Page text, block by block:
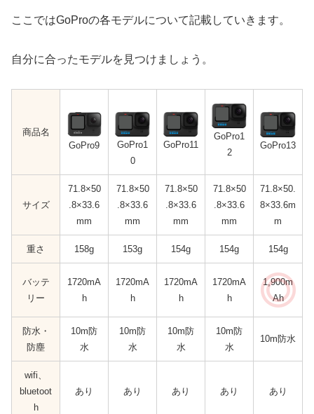
ここではGoProの各モデルについて記載していきます。
自分に合ったモデルを見つけましょう。
商品名
GoPro9
GoPro1
0
GoPro11
GoPro1
2
GoPro13
サイズ
71.8×50
.8×33.6
mm
71.8×50
.8×33.6
mm
71.8×50
.8×33.6
mm
71.8×50
.8×33.6
mm
71.8×50.
8×33.6m
m
重さ 158g 153g 154g 154g 154g
バッテ
リー
1720mA
h
1720mA
h
1720mA
h
1720mA
h
1,900m
Ah
防水・
防塵
10m防
水
10m防
水
10m防
水
10m防
水
10m防水
wifi、
bluetoot
h
あり あり あり あり あり